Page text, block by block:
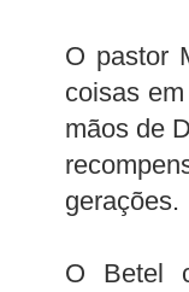
O pastor
coisas
mãos de
gerações.
O Betel